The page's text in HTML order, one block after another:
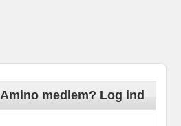
medlem? Log ind